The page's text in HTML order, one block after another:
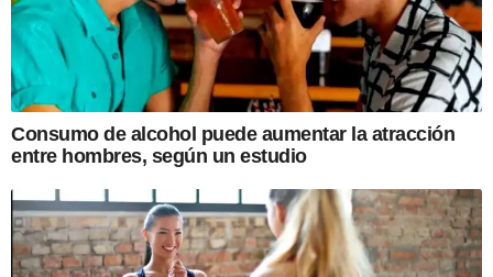
Consumo de alcohol puede aumentar la atracción
entre hombres, según un estudio